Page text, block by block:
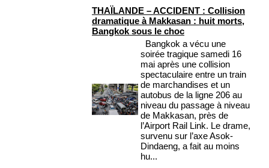
THAÏLANDE – ACCIDENT : Collision
dramatique à Makkasan : huit morts,
Bangkok sous le choc
Bangkok a vécu une
soirée tragique samedi 16
mai après une collision
spectaculaire entre un train
de marchandises et un
autobus de la ligne 206 au
niveau du passage à niveau
de Makkasan, près de
l’Airport Rail Link. Le drame,
survenu sur l’axe Asok-
Dindaeng, a fait au moins
hu...